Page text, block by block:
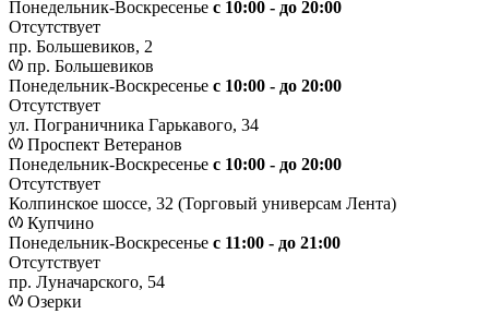
Понедельник-Воскресенье с 10:00 - до 20:00
Отсутствует
пр. Большевиков, 2
пр. Большевиков
Понедельник-Воскресенье с 10:00 - до 20:00
Отсутствует
ул. Пограничника Гарькавого, 34
Проспект Ветеранов
Понедельник-Воскресенье с 10:00 - до 20:00
Отсутствует
Колпинское шоссе, 32 (Торговый универсам Лента)
Купчино
Понедельник-Воскресенье с 11:00 - до 21:00
Отсутствует
пр. Луначарского, 54
Озерки